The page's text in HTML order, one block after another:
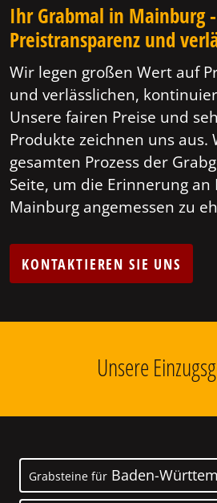
Ihr Grabmal in Mainburg -
Preistransparenz und
Wir legen großen Wert auf
und verlässlichen,
Unsere fairen Preise und
Produkte zeichnen uns aus.
gesamten Prozess der
Seite, um die Erinnerung an
Mainburg angemessen zu
KONTAKTIEREN SIE UNS
Unsere
Grabsteine für Baden-